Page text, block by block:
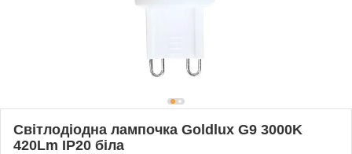
Світлодіодна лампочка Goldlux G9 3000K
420Lm IP20 біла